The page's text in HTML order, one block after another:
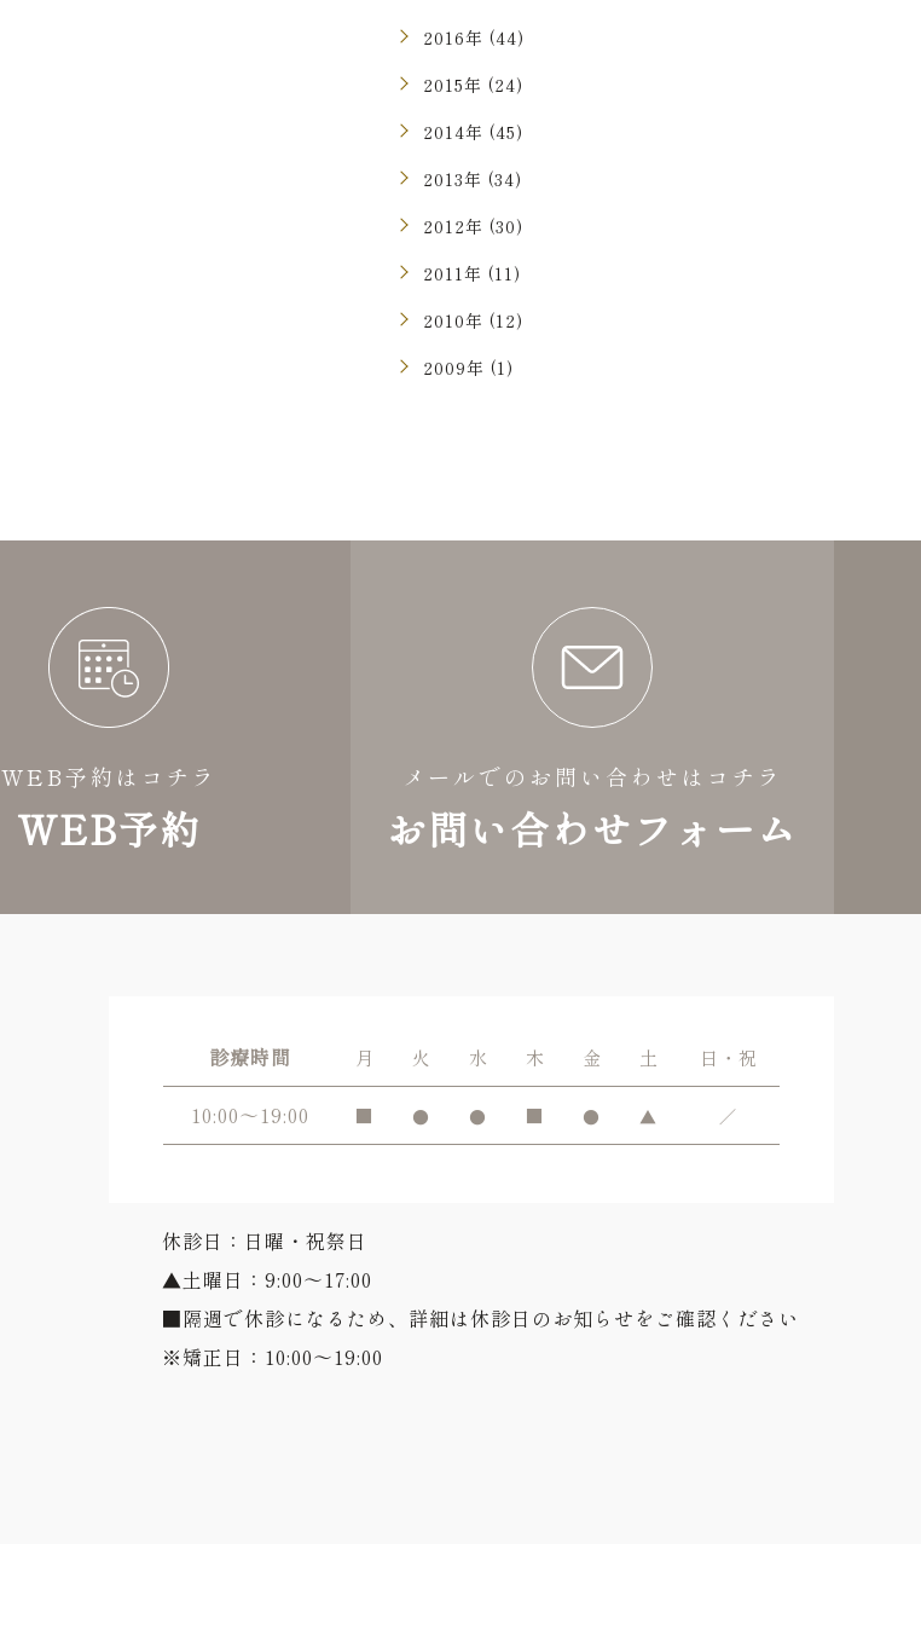
2016年 (44)
2015年 (24)
2014年 (45)
2013年 (34)
2012年 (30)
2011年 (11)
2010年 (12)
2009年 (1)
WEB予約はコチラ
WEB予約
メールでのお問い合わせはコチラ
お問い合わせフォーム
診療時間 月 火 水 木 金 土 日・祝
10:00～19:00 ■ ● ● ■ ● ▲ ／
休診日：日曜・祝祭日
▲土曜日：9:00～17:00
■隔週で休診になるため、詳細は休診日のお知らせをご確認ください
※矯正日：10:00～19:00